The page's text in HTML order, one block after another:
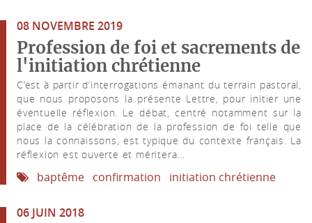
08 NOVEMBRE 2019
Profession de foi et sacrements de
l'initiation chrétienne
C’est à partir d’interrogations émanant du terrain pastoral,
que nous proposons la présente Lettre, pour initier une
éventuelle réflexion. Le débat, centré notamment sur la
place de la célébration de la profession de foi telle que
nous la connaissons, est typique du contexte français. La
réflexion est ouverte et méritera...
baptême confirmation initiation chrétienne
06 JUIN 2018